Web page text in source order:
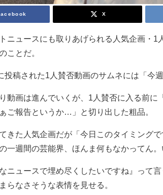
X
ニュースにも取りあげられる人気企画・1
ことだ。
投稿された1人賛否動画のサムネには「今
動画は進んでいくが、1人賛否に入る前
ご報告というか…」と切り出した粗品。
きた人気企画だが「今日このタイミング
一週間の芸能界、ほんま何もなかってん。
なニュースで埋め尽くしたいですね』って
らなさそうな表情を見せる。